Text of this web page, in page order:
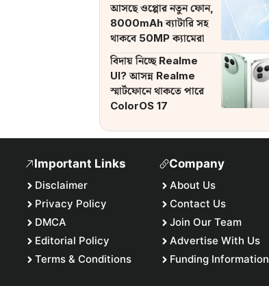
আসছে ওপ্পোর নতুন ফোন,
8000mAh ব্যাটারি সহ
থাকবে 50MP ক্যামেরা
বিদায় নিচ্ছে Realme
UI? আসন্ন Realme
স্মার্টফোনে থাকতে পারে
ColorOS 17
Important Links
Disclaimer
Privacy Policy
DMCA
Editorial Policy
Terms & Conditions
Company
About Us
Contact Us
Join Our Team
Advertise With Us
Funding Information